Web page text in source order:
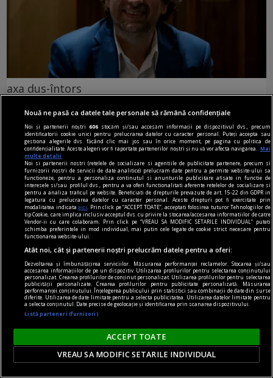
axa dus-întors
Și totuși, posteritatea lui este impresionantă și
oricine mai simte românește nu poate să nu
simtă o înaltă emoție gîndindu-se la el.
Sever VOINESCU
accent pe istorie
Lech Walesa, din istorie și din prezent
Nouă ne pasă ca datele tale personale să rămână confidențiale
Noi și partenerii noștri606 stocăm și/sau accesăm informații pe dispozitivul dvs., precum
identificatorii cookie unici pentru prelucrarea datelor cu caracter personal. Puteți accepta sau
gestiona alegerile dvs. făcând clic mai jos sau în orice moment, pe pagina cu politica de
confidențialitate. Aceste alegeri vor fi raportate partenerilor noștri și nu vă vor afecta navigarea.
Mai
multe detalii
Noi si partenerii nostri (retelele de socializare si agentiile de publicitate partenere, precum si
furnizorii nostri de servicii de date analitice) prelucram date pentru a permite website-ului sa
functioneze, pentru a personaliza continutul si anunturile publicitare afisate in functie de
interesele si/sau profilul dvs., pentru a va oferi functionalitati aferente retelelor de socializare si
pentru a analiza traficul pe website. Beneficiati de drepturile prevazute de art. 15-22 din GDPR in
legatura cu prelucrarea datelor cu caracter personal. Aceste drepturi pot fi exercitate prin
modalitatea indicataaici
. Prin click pe “ACCEPT TOATE”, acceptati folosirea tuturor Tehnologiilor de
tip Cookie, care implica inclusiv acceptul dvs. cu privire la stocarea/accesarea informatiilor de catre
Vendor-ii cu care colaboram. Prin click pe “VREAU SA MODIFIC SETARILE INDIVIDUAL” puteti
schimba preferintele in mod individual, mai putin cele legate de cookie strict necesare pentru
functionarea website-ului.
Atât noi, cât și partenerii noștri prelucrăm datele pentru a oferi:
Dezvoltarea și îmbunătățirea serviciilor. Măsurarea performanței reclamelor. Stocarea și/sau
accesarea informațiilor de pe un dispozitiv. Utilizarea profilurilor pentru selectarea conținutului
personalizat. Crearea profilurilor de conținut personalizat. Utilizarea profilurilor pentru selectarea
publicității personalizate. Crearea profilurilor pentru publicitate personalizată. Măsurarea
performanței conținutului. Înțelegerea publicului prin statistici sau combinații de date din surse
diferite. Utilizarea de date limitate pentru a selecta publicitatea. Utilizarea datelor limitate pentru
a selecta conținutul. Date precise de geolocație și identificarea prin scanarea dispozitivului.
Listă parteneri (furnizori)
ACCEPT TOATE
VREAU SA MODIFIC SETARILE INDIVIDUAL